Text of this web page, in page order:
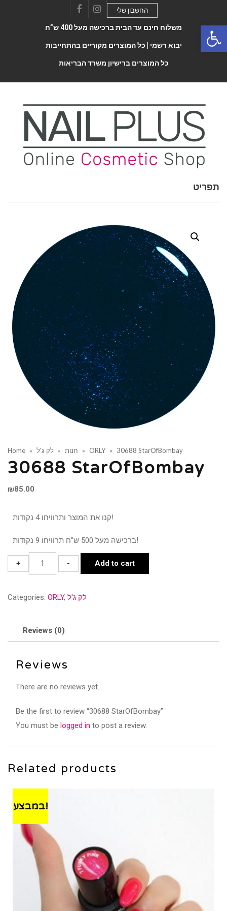
FacebookInstagram
החשבון שלי
משלוח חינם עד הבית ברכישה מעל 400 ש”ח
יבוא רשמי | כל המוצרים מקוריים בהתחייבות
כל המוצרים ברישיון משרד הבריאות
Toggle
תפריט
Home » חנות » לק ג'ל » ORLY » 30688 StarOfBombay
30688 StarOfBombay
₪85.00
קנו את המוצר ותרוויחו 4 נקודות!
ברכישה מעל 500 ש"ח תרוויחו 9 נקודות!
+
30688
StarOfBombay
- Add to cart
Categories: ORLY, לק ג'ל
Reviews (0)
Reviews
There are no reviews yet.
Be the first to review “30688 StarOfBombay”
You must be logged in to post a review.
Related products
במבצע!